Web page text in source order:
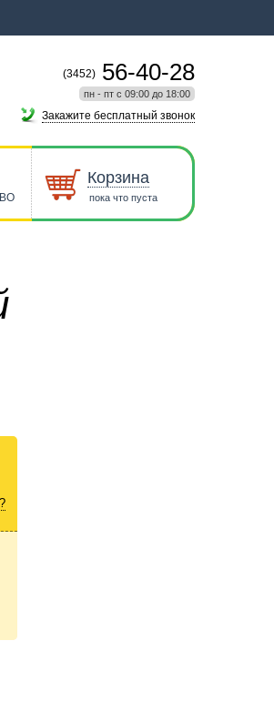
(3452) 56-40-28
пн - пт с 09:00 до 18:00
Закажите бесплатный звонок
Корзина
пока что пуста